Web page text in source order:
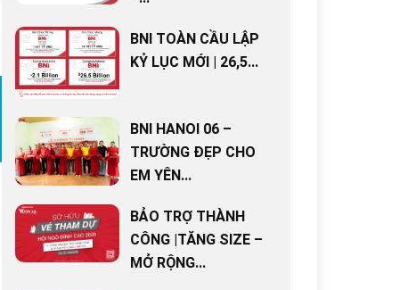
BNI TOÀN CẦU LẬP
KỶ LỤC MỚI | 26,5...
BNI HANOI 06 –
TRƯỜNG ĐẸP CHO
EM YÊN...
BẢO TRỢ THÀNH
CÔNG |TĂNG SIZE –
MỞ RỘNG...